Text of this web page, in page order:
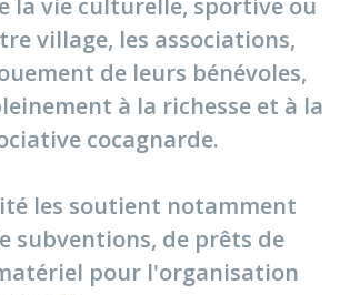
la vie culturelle, sportive ou
village, les associations,
de leurs bénévoles,
à la richesse et à la
cocagnarde.
les soutient notamment
subventions, de prêts de
pour l'organisation